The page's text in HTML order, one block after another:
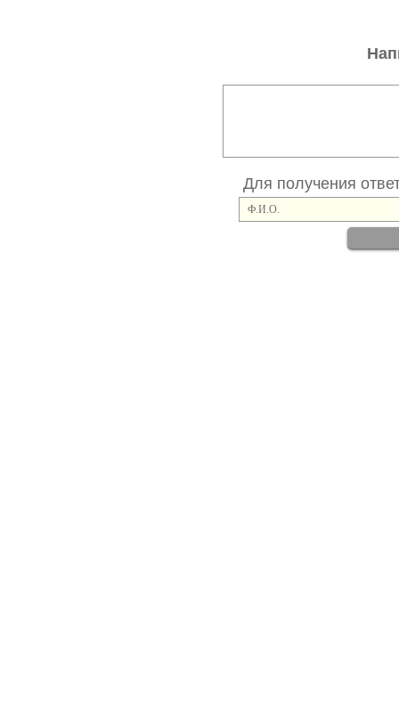
Для получения